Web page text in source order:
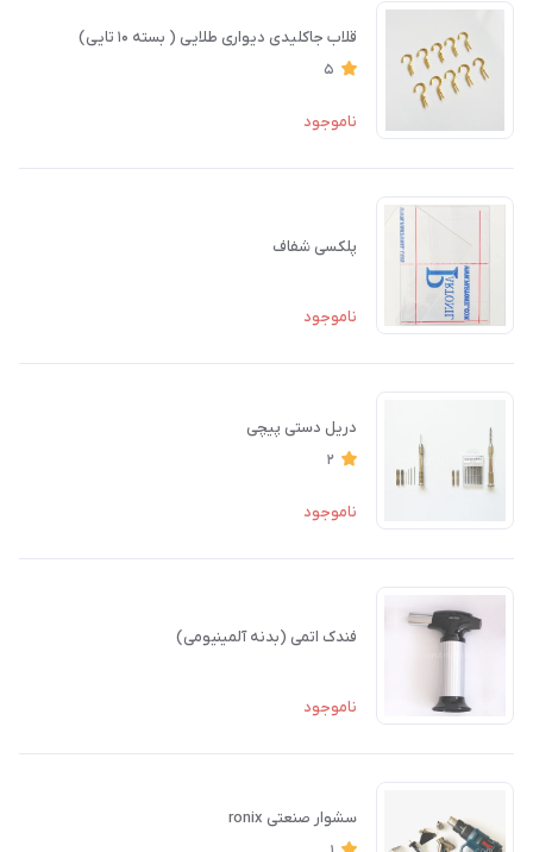
قلاب جاکلیدی دیواری طلایی ( بسته ۱۰ تایی)
5
ناموجود
پلکسی شفاف
ناموجود
دریل دستی پیچی
2
ناموجود
فندک اتمی (بدنه آلمینیومی)
ناموجود
سشوار صنعتی ronix